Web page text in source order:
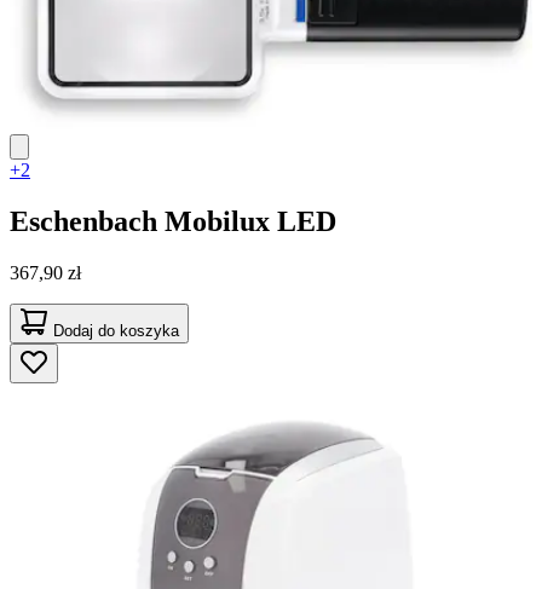
+2
Eschenbach Mobilux LED
367,90 zł
Dodaj do koszyka